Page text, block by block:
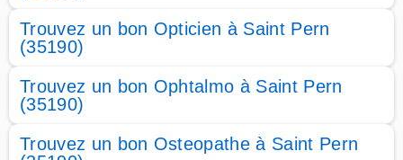
Trouvez un bon Opticien à Saint Pern
(35190)
Trouvez un bon Ophtalmo à Saint Pern
(35190)
Trouvez un bon Osteopathe à Saint Pern